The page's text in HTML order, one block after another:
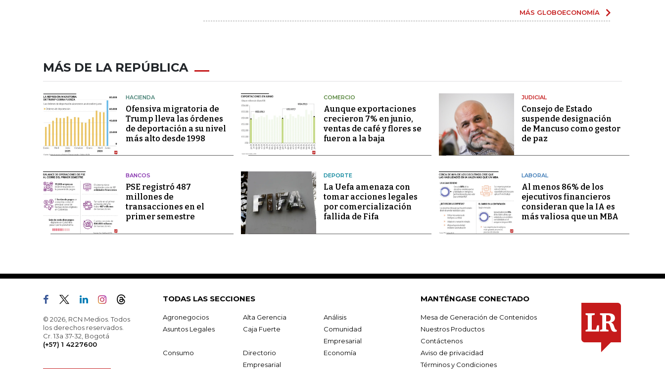
MÁS GLOBOECONOMÍA
MÁS DE LA REPÚBLICA
HACIENDA
Ofensiva migratoria de
Trump lleva las órdenes
de deportación a su nivel
más alto desde 1998
COMERCIO
Aunque exportaciones
crecieron 7% en junio,
ventas de café y flores se
fueron a la baja
JUDICIAL
Consejo de Estado
suspende designación
de Mancuso como gestor
de paz
BANCOS
PSE registró 487
millones de
transacciones en el
primer semestre
DEPORTE
La Uefa amenaza con
tomar acciones legales
por comercialización
fallida de Fifa
LABORAL
Al menos 86% de los
ejecutivos financieros
consideran que la IA es
más valiosa que un MBA
© 2026, RCN Medios. Todos
los derechos reservados.
Cr. 13a 37-32, Bogotá
(+57) 1 4227600
TODAS LAS SECCIONES
Agronegocios Alta Gerencia
Análisis
Asuntos Legales
Caja Fuerte
Comunidad
Empresarial
Consumo
Directorio
Empresarial
Economía
MANTÉNGASE CONECTADO
Mesa de Generación de Contenidos
Nuestros Productos
Contáctenos
Aviso de privacidad
Términos y Condiciones